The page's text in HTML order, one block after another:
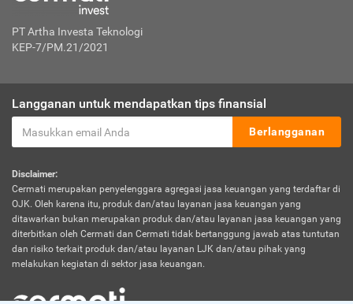
PT Artha Investa Teknologi
KEP-7/PM.21/2021
Langganan untuk mendapatkan tips finansial
Berlangganan
Disclaimer:
Cermati merupakan penyelenggara agregasi jasa keuangan yang terdaftar di
OJK. Oleh karena itu, produk dan/atau layanan jasa keuangan yang
ditawarkan bukan merupakan produk dan/atau layanan jasa keuangan yang
diterbitkan oleh Cermati dan Cermati tidak bertanggung jawab atas tuntutan
dan risiko terkait produk dan/atau layanan LJK dan/atau pihak yang
melakukan kegiatan di sektor jasa keuangan.